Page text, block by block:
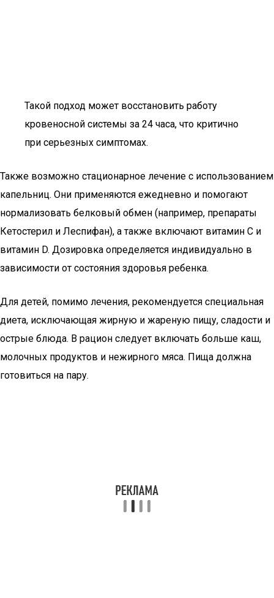
Такой подход может восстановить работу
кровеносной системы за 24 часа, что критично
при серьезных симптомах.
Также возможно стационарное лечение с использованием
капельниц. Они применяются ежедневно и помогают
нормализовать белковый обмен (например, препараты
Кетостерил и Леспифан), а также включают витамин С и
витамин D. Дозировка определяется индивидуально в
зависимости от состояния здоровья ребенка.
Для детей, помимо лечения, рекомендуется специальная
диета, исключающая жирную и жареную пищу, сладости и
острые блюда. В рацион следует включать больше каш,
молочных продуктов и нежирного мяса. Пища должна
готовиться на пару.